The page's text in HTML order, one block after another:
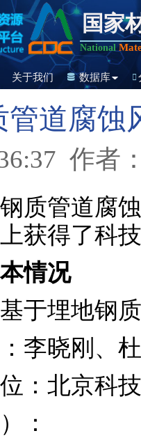
国家
National
关于我们 数据库
管道腐蚀
作者
管道腐蚀
获得了科
情况
埋地钢质
晓刚、杜
北京科
：